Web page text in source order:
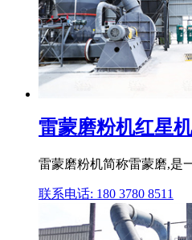
雷蒙磨粉机红星
雷蒙磨粉机简称雷蒙磨,是
联系电话: 180 3780 8511